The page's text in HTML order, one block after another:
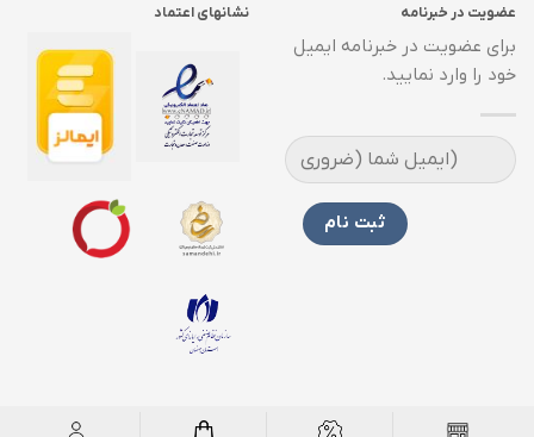
عضویت در خبرنامه
برای عضویت در خبرنامه ایمیل
خود را وارد نمایید.
نشانهای اعتماد